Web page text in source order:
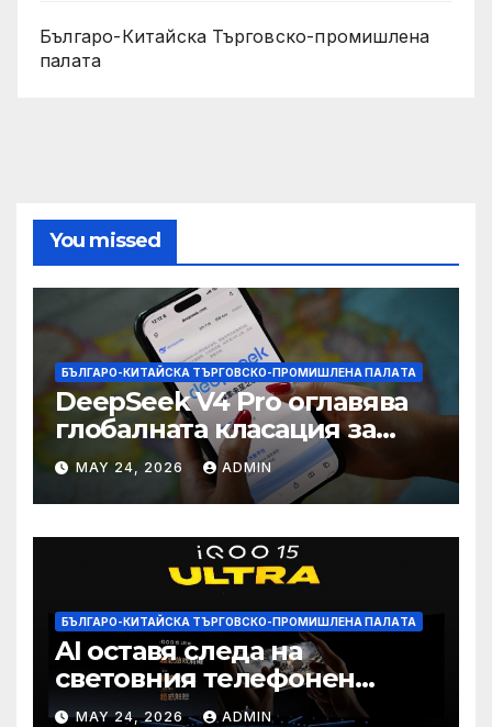
Българо-Китайска Търговско-промишлена
палaта
You missed
БЪЛГАРО-КИТАЙСКА ТЪРГОВСКО-ПРОМИШЛЕНА ПАЛAТА
DeepSeek V4 Pro оглавява
глобалната класация за
печалба след 75%
намаление на цената
MAY 24, 2026 ADMIN
БЪЛГАРО-КИТАЙСКА ТЪРГОВСКО-ПРОМИШЛЕНА ПАЛAТА
AI оставя следа на
световния телефонен
пазар
MAY 24, 2026 ADMIN